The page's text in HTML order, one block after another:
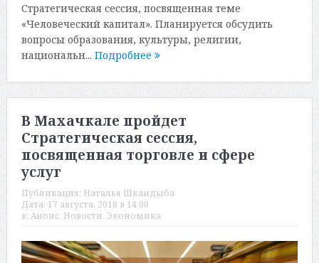
Стратегическая сессия, посвященная теме
«Человеческий капитал». Планируется обсудить
вопросы образования, культуры, религии,
национальн... Подробнее
В Махачкале пройдет
Стратегическая сессия,
посвященная торговле и сфере
услуг
Публикация: Наталья Шкандыба
Дата: 17 августа, 2018 в 14:00
в: Анонс, Новости, Экономика